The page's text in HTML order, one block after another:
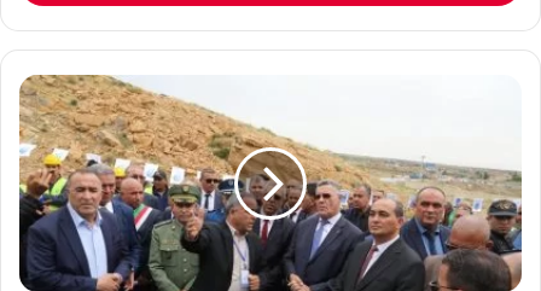
ل
إ
ا
ل
خ
ا
ر
ا
ل
ر
ي